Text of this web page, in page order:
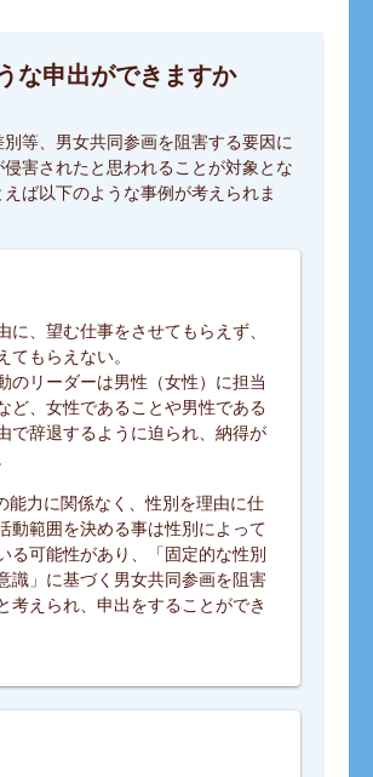
な申出ができますか
等、男女共同参画を阻害する要因に
害されたと思われることが対象とな
えば以下のような事例が考えられま
に、望む仕事をさせてもらえず、
てもらえない。
のリーダーは男性（女性）に担当
ど、女性であることや男性である
で辞退するように迫られ、納得が
力に関係なく、性別を理由に仕
動範囲を決める事は性別によって
る可能性があり、「固定的な性別
識」に基づく男女共同参画を阻害
考えられ、申出をすることができ